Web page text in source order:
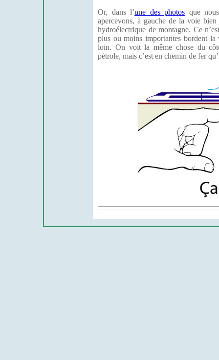
Or, dans l’une des photos que
apercevons, à gauche de la voie
hydroélectrique de montagne. Ce
plus ou moins importantes bordent
loin. On voit la même chose du
pétrole, mais c’est en chemin de fer